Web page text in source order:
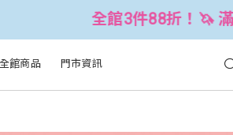
！🦄 滿$2500折$300 (可累折）
館商品 門市資訊